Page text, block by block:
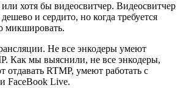
хотя бы видеосвитчер. Видеосвитчер
и сердито, но когда требуется
микшировать.
Не все энкодеры умеют
Как мы выяснили, не все энкодеры,
отдавать RTMP, умеют работать с
FaceBook Live.